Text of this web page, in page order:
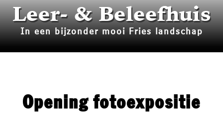
Dineren & Theater
Leer- & Beleefhuis
In een bijzonder mooi Fries landschap
Opening fotoexpositie